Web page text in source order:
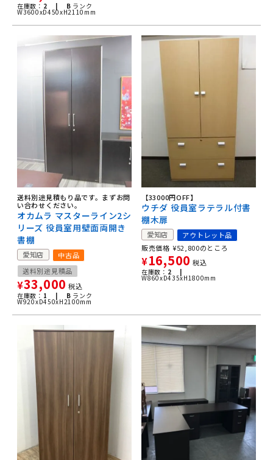
在庫数： 2 | B ランク
W3600xD450xH2110mm
送料別途見積もり品です。まずお問
い合わせください。
オカムラ マスターライン2シ
リーズ 役員室用壁面両開き
書棚
愛知店
中古品
送料別途見積品
¥33,000 税込
在庫数： 1 | B ランク
W920xD450xH2100mm
【33000円OFF】
ウチダ 役員室ラテラル付書
棚木扉
愛知店
アウトレット品
販売価格 ¥52,800のところ
¥16,500 税込
在庫数： 2 |
W860xD435xH1800mm